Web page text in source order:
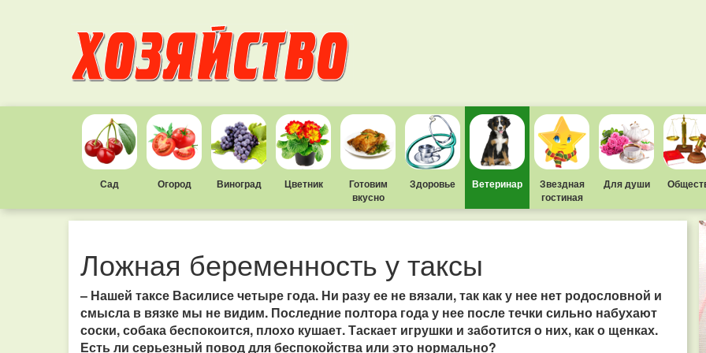
Сад Огород Виноград Цветник
Готовим
вкусно
Здоровье Ветеринар
Звездная
гостиная
Для души
Ложная беременность у таксы
– Нашей таксе Василисе четыре года. Ни разу ее не вязали, так как у нее нет родословной и
смысла в вязке мы не видим. Последние полтора года у нее после течки сильно набухают
соски, собака беспокоится, плохо кушает. Таскает игрушки и заботится о них, как о щенках.
Есть ли серьезный повод для беспокойства или это нормально?